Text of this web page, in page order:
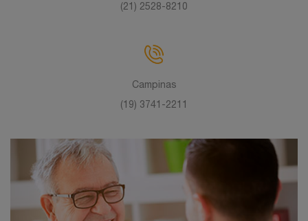
(21) 2528-8210
Campinas
(19) 3741-2211